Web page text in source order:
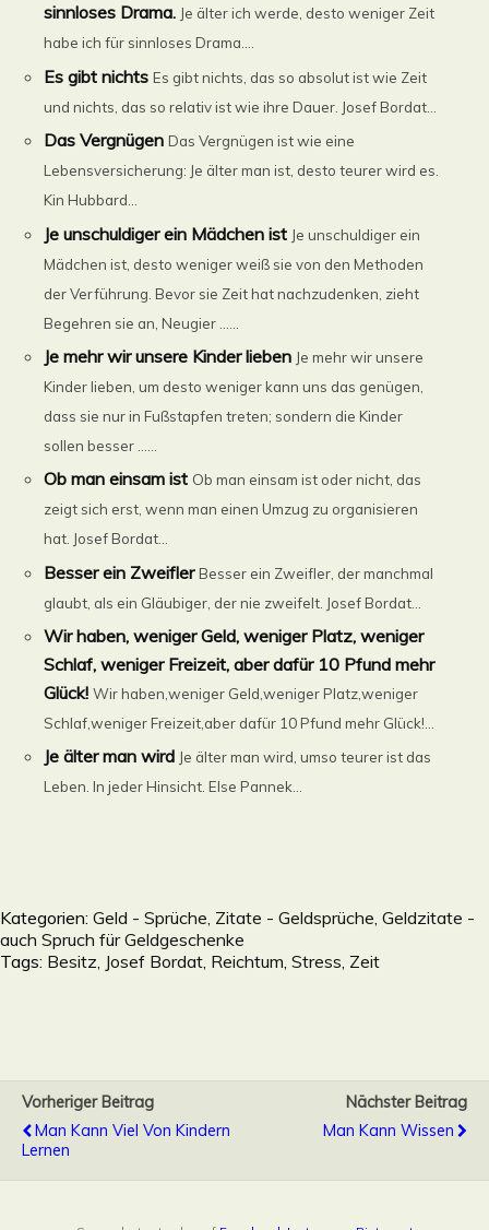
sinnloses Drama. Je älter ich werde, desto weniger Zeit
habe ich für sinnloses Drama....
Es gibt nichts Es gibt nichts, das so absolut ist wie Zeit
und nichts, das so relativ ist wie ihre Dauer. Josef Bordat...
Das Vergnügen Das Vergnügen ist wie eine
Lebensversicherung: Je älter man ist, desto teurer wird es.
Kin Hubbard...
Je unschuldiger ein Mädchen ist Je unschuldiger ein
Mädchen ist, desto weniger weiß sie von den Methoden
der Verführung. Bevor sie Zeit hat nachzudenken, zieht
Begehren sie an, Neugier ......
Je mehr wir unsere Kinder lieben Je mehr wir unsere
Kinder lieben, um desto weniger kann uns das genügen,
dass sie nur in Fußstapfen treten; sondern die Kinder
sollen besser ......
Ob man einsam ist Ob man einsam ist oder nicht, das
zeigt sich erst, wenn man einen Umzug zu organisieren
hat. Josef Bordat...
Besser ein Zweifler Besser ein Zweifler, der manchmal
glaubt, als ein Gläubiger, der nie zweifelt. Josef Bordat...
Wir haben, weniger Geld, weniger Platz, weniger
Schlaf, weniger Freizeit, aber dafür 10 Pfund mehr
Glück! Wir haben,weniger Geld,weniger Platz,weniger
Schlaf,weniger Freizeit,aber dafür 10 Pfund mehr Glück!...
Je älter man wird Je älter man wird, umso teurer ist das
Leben. In jeder Hinsicht. Else Pannek...
Kategorien: Geld - Sprüche, Zitate - Geldsprüche, Geldzitate -
auch Spruch für Geldgeschenke
Tags: Besitz Josef Bordat Reichtum Stress Zeit
Vorheriger Beitrag
Man Kann Viel Von Kindern
Lernen
Nächster Beitrag
Man Kann Wissen